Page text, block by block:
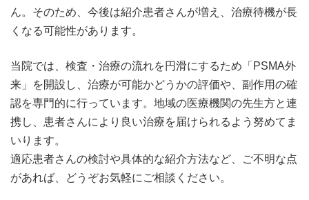
ん。そのため、今後は紹介患者さんが増え、治療待機が長
くなる可能性があります。
当院では、検査・治療の流れを円滑にするため「PSMA外
来」を開設し、治療が可能かどうかの評価や、副作用の確
認を専門的に行っています。地域の医療機関の先生方と連
携し、患者さんにより良い治療を届けられるよう努めてま
いります。
適応患者さんの検討や具体的な紹介方法など、ご不明な点
があれば、どうぞお気軽にご相談ください。